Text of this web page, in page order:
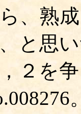
、熟
と思
２を